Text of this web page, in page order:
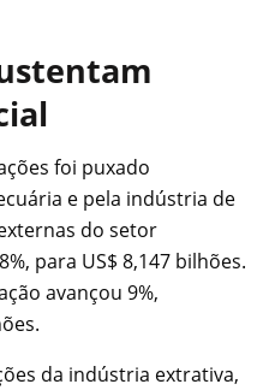
foi puxado
e pela indústria de
do setor
para US$ 8,147 bilhões.
avançou 9%,
da indústria extrativa,